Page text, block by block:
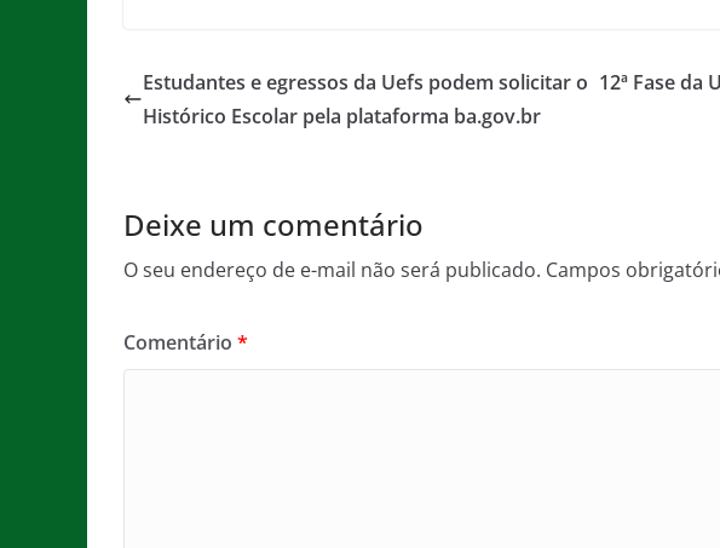
e
b
k
er l s
A
a
g
Estudantes e egressos da Uefs podem solicitar o
Histórico Escolar pela plataforma ba.gov.br
12ª Fase da
Deixe um comentário
O seu endereço de e-mail não será publicado. Campos
Comentário *